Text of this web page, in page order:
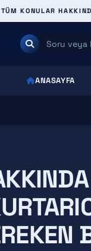
TÜM KONULAR
ANASAYFA